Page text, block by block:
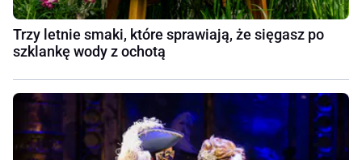
Trzy letnie smaki, które sprawiają, że sięgasz po
szklankę wody z ochotą